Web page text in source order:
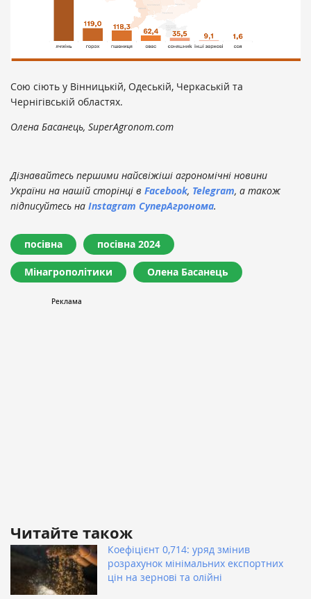
Сою сіють у Вінницькій, Одеській, Черкаській та
Чернігівській областях.
Олена Басанець, SuperAgronom.com
Дізнавайтесь першими найсвіжіші агрономічні новини
України на нашій сторінці в Facebook, Telegram, а також
підписуйтесь на Instagram СуперАгронома.
посівна посівна 2024
Мінагрополітики Олена Басанець
Читайте також
Коефіцієнт 0,714: уряд змінив
розрахунок мінімальних експортних
цін на зернові та олійні